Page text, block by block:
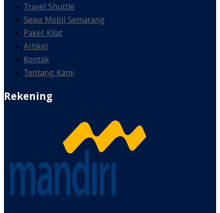
Travel Shuttle
Sewa Mobil Semarang
Paket Kilat
Artikel
Kontak
Tentang Kami
Rekening